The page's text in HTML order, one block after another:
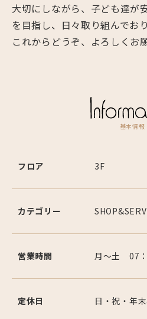
大切にしながら、子ども達が
を目指し、日々取り組んでおり
これからどうぞ、よろしくお
基本情報
フロア 3F
カテゴリー
営業時間 月～土 07
定休日 日・祝・年